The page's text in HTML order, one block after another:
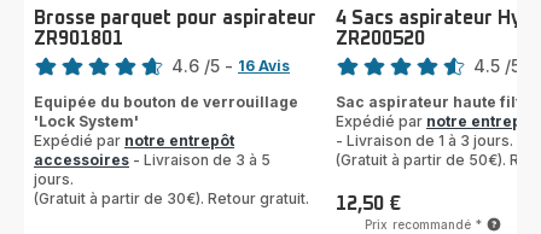
Brosse parquet pour aspirateur
ZR901801
Note
4.6 /5 - 16 Avis
Equipée du bouton de verrouillage
'Lock System'
Expédié par notre entrepôt
accessoires - Livraison de 3 à 5
jours.
(Gratuit à partir de 30€). Retour gratuit.
4 Sacs aspirateur
ZR200520
Note
4.5 /5
Sac aspirateur haute
Expédié par notre entrepôt
- Livraison de 1 à 3 jours.
(Gratuit à partir de 50€).
Prix
12,50 €
Prix recommandé *